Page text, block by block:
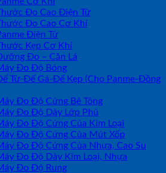
Đo Cao Điện Tử
Đo Cao Cơ Khí
Điện Tử
Kẹp Cơ Khí
Đo – Căn Lá
Đo Độ Bóng
Từ-Đế Gá-Đế Kẹp (Cho Panme-Đồng
Đo Độ Cứng Bê Tông
Đo Độ Dày Lớp Phủ
Đo Độ Cứng Của Kim Loại
Đo Độ Cứng Của Mút Xốp
Đo Độ Cứng Của Nhựa, Cao Su
Đo Độ Dày Kim Loại, Nhựa
Đo Độ Rung